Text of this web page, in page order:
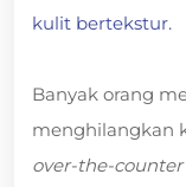
kulit bertekstur.
Banyak orang
menghilangkan
over-the-counter